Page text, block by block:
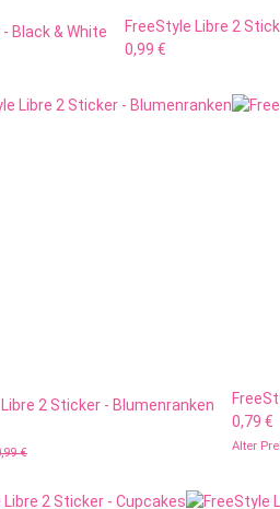
Black & White
FreeStyle Libre 2
0,99 €
2 Sticker - Blumenranken
€
0,79 €
Alter